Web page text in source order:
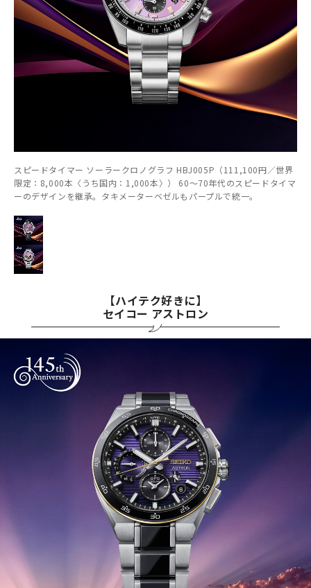
スピードタイマー ソーラークロノグラフ HBJ005P（111,100円／世界
限定：8,000本〈うち国内：1,000本〉） 60～70年代のスピードタイマ
ーのデザインを継承。タキメーターベゼルもパープルで統一。
【ハイテク好きに】
セイコー アストロン